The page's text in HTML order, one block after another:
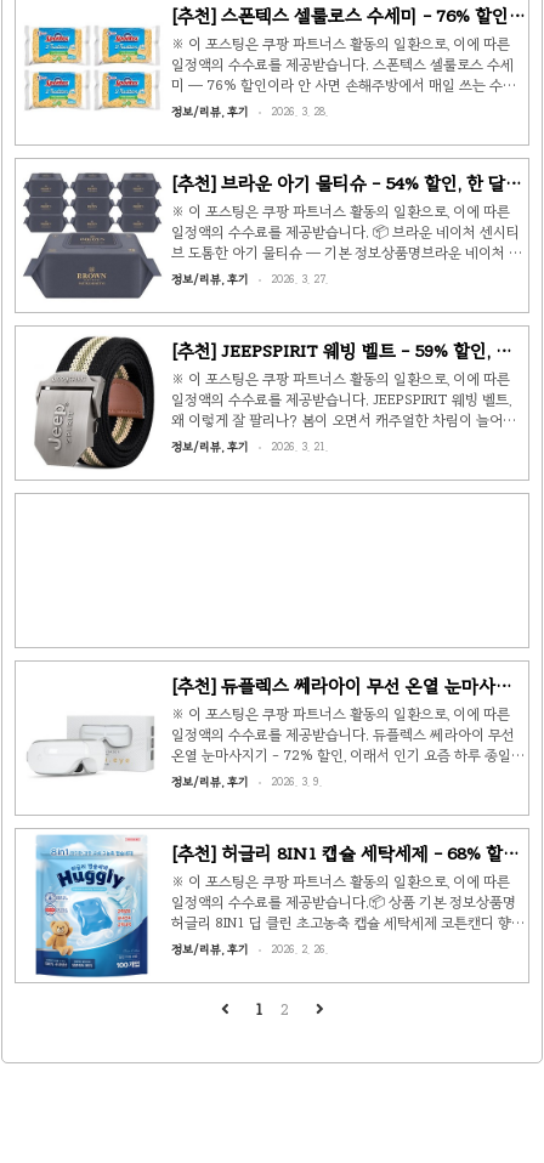
(초고출력)기타냉풍 기능 / 벽걸이 고리 포함 / 구성품 2개
🔥 이 가격에 이 스펙?솔직히 처음 봤을 때 2만원도 안 되는
데 2300W짜리라는 게 믿기지 않았어요. 보통 2300W 드라
이어면 최소 3~5만원 이상인데, 와우회원 할인가 19,900원
은 진짜 말이 안 되는 가격입니다.월 1만 명..
[추천] 스폰텍스 셀룰로스 수세미 - 76% 할인,
안 사면 손해인 가성비 끝판왕
※ 이 포스팅은 쿠팡 파트너스 활동의 일환으로, 이에 따른
일정액의 수수료를 제공받습니다. 스폰텍스 셀룰로스 수세
미 — 76% 할인이라 안 사면 손해주방에서 매일 쓰는 수세
미, 대충 고르는 분들 많으시죠? 저도 그랬는데 한번 셀룰로
라고요. 오늘 소개해드릴 건 스폰텍스 드라이 셀룰로스 스펀
드라이 셀룰로스 스펀지 2 트레디션 수세미구성2개입 × 4팩
(총 8개)정가39,600원할인가9,330원 (76% 할인)개당 가
격1,166원배송🚀 로켓배송 (무료배송/무료반품)리뷰★4.5
(11,764개) 왜 셀룰로스 수세미인가?일반 스펀지 수세미는
물을 머금으면 세균이 번식하기 쉽고, 금방 물러서 교체 주
정보/리뷰, 후기 2026. 3. 28.
[추천] 브라운 아기 물티슈 - 54% 할인, 한 달 4
천 명이 선택한 이유
※ 이 포스팅은 쿠팡 파트너스 활동의 일환으로, 이에 따른
일정액의 수수료를 제공받습니다. 📦 브라운 네이처 센시티
브 도톰한 아기 물티슈 — 기본 정보상품명브라운 네이처 센
시티브 도톰한 아기 물티슈 엠보싱 저자극 캡형가격36,900
당 241원)리뷰★★★★★ 16,060개배송로켓배송 안녕하세
요. 브라운(BRAUN) 네이처 센시티브 물티슈인데요, 한 달
기준 4천 명 이상이 구매할 정도로 엄청난 인기를 자랑하고
있어요. 리뷰만 무려 16,000개 넘게 쌓였으니 사용자들이
직접 검증한 제품이라고 봐도 되겠죠? ✅ 주요 특징1. 저자
극 인증 — 피부과 테스트 완료신생아 피부는 성..
정보/리뷰, 후기 2026. 3. 27.
[추천] JEEPSPIRIT 웨빙 벨트 - 59% 할인, 이
래서 베스트셀러
※ 이 포스팅은 쿠팡 파트너스 활동의 일환으로, 이에 따른
일정액의 수수료를 제공받습니다. JEEPSPIRIT 웨빙 벨트,
왜 이렇게 잘 팔리나? 봄이 오면서 캐주얼한 차림이 늘어나
는 요즘, 벨트 하나쯤 새로 장만할 생각 있으시다면 이 제품
드박스에서 59% 할인으로 풀렸더라고요. 📦 상품 기본 정
정보/리뷰, 후기 2026. 3. 21.
[추천] 듀플렉스 쎄라아이 무선 온열 눈마사지
기 - 72% 할인, 이래서 인기
※ 이 포스팅은 쿠팡 파트너스 활동의 일환으로, 이에 따른
일정액의 수수료를 제공받습니다. 듀플렉스 쎄라아이 무선
온열 눈마사지기 - 72% 할인, 이래서 인기 요즘 하루 종일
모니터 앞에 앉아 있다 보면 눈이 정말 뻑뻑해지죠. 퇴근하고
있어요. 그래서 눈마사지기를 알아보다가 듀플렉스 쎄라아
봤습니다. 📦 상품 기본 정보 상품명: 듀플렉스 쎄라아이 무
선 온열 눈마사지기 DP-EM50정가: 113,000원할인가:
31,500원 (72% 할인)배송: 로켓배송 (내일 도착)리뷰:
6,388개 (한 달간 1,000명 이상 구매) 왜 이 제품이 눈에 들
어왔나 눈마사지기 가격대가 보통 5~15만..
정보/리뷰, 후기 2026. 3. 9.
[추천] 허글리 8IN1 캡슐 세탁세제 - 68% 할인,
개당 131원 가성비 끝판왕
※ 이 포스팅은 쿠팡 파트너스 활동의 일환으로, 이에 따른
일정액의 수수료를 제공받습니다.📦 상품 기본 정보상품명
허글리 8IN1 딥 클린 초고농축 캡슐 세탁세제 코튼캔디 향가
격42,000원 → 13,100원 (68% 할인)개당 가격131원
★★★★★ (10,893개 리뷰)구매량한 달간 2만명 이상 구매
세탁을 이렇게 쉽게 해도 되나?집에서 세탁할 때 매번 세제
방에 해결해주는 게 바로 캡슐 세제입니다.허글리 8IN1 캡슐
정보/리뷰, 후기 2026. 2. 26.
1 2